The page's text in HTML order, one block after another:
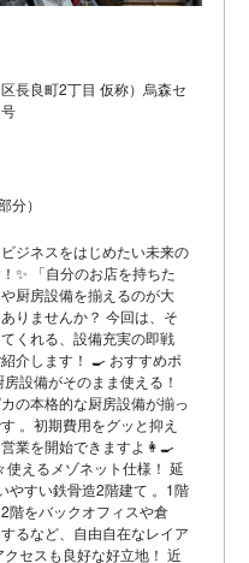
長良町2丁目 仮称）烏森セ
分）
ジネスをはじめたい未来の
✨ 「自分のお店を持ちた
厨房設備を揃えるのが大
りませんか？ 今回は、そ
くれる、設備充実の即戦
介します！ 🍳 おすすめポ
設備がそのまま使える！
の本格的な厨房設備が揃っ
。初期費用をグッと抑え
業を開始できますよ👩‍🍳
使えるメゾネット仕様！ 延
やすい鉄骨造2階建て 。1階
階をバックオフィスや倉
るなど、自由自在なレイア
セスも良好な好立地！ 近